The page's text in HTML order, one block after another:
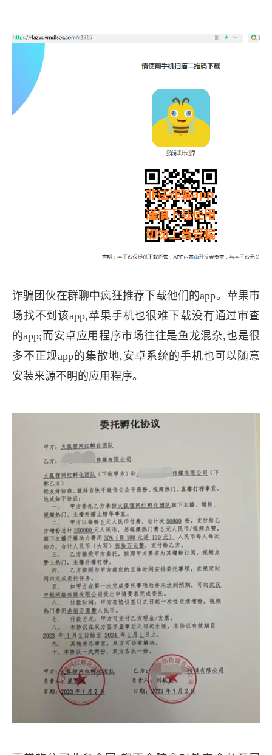
诈骗团伙在群聊中疯狂推荐下载他们的app。苹果市
场找不到该app,苹果手机也很难下载没有通过审查
的app;而安卓应用程序市场往往是鱼龙混杂,也是很
多不正规app的集散地,安卓系统的手机也可以随意
安装来源不明的应用程序。